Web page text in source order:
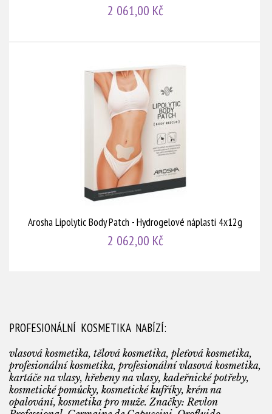
2 061,00 Kč
Arosha Lipolytic Body Patch - Hydrogelové náplasti 4x12g
2 062,00 Kč
PROFESIONÁLNÍ KOSMETIKA NABÍZÍ:
vlasová kosmetika, tělová kosmetika, pleťová kosmetika,
profesionální kosmetika, profesionální vlasová kosmetika,
kartáče na vlasy, hřebeny na vlasy, kadeřnické potřeby,
kosmetické pomůcky, kosmetické kufříky, krém na
opalování, kosmetika pro muže. Značky: Revlon